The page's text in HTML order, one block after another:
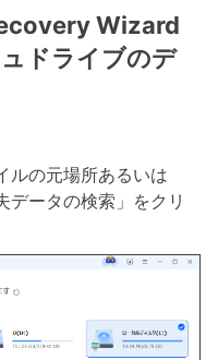
Wizard
ドライブのデ
ルの元場所あるいは
データの検索」をクリ